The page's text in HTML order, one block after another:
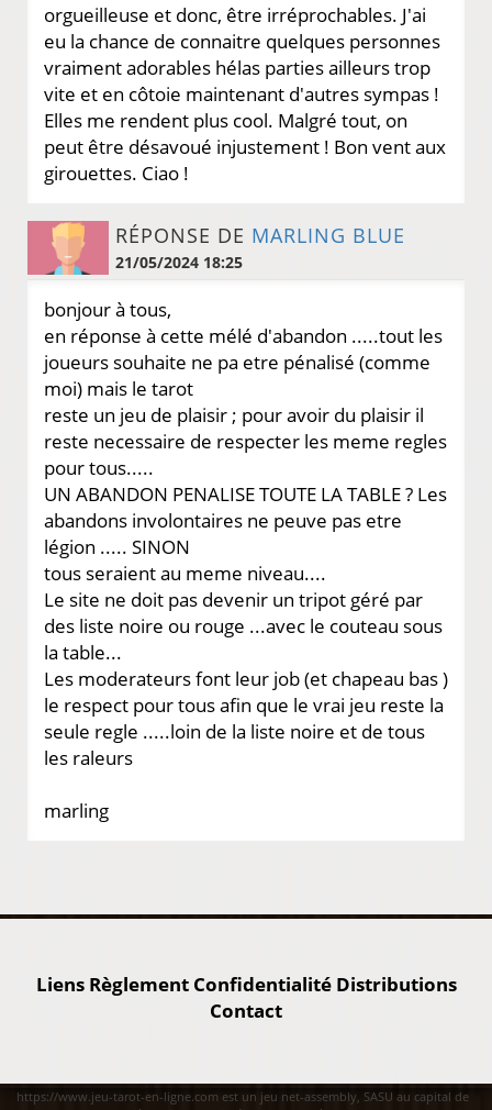
orgueilleuse et donc, être irréprochables. J'ai
eu la chance de connaitre quelques personnes
vraiment adorables hélas parties ailleurs trop
vite et en côtoie maintenant d'autres sympas !
Elles me rendent plus cool. Malgré tout, on
peut être désavoué injustement ! Bon vent aux
girouettes. Ciao !
RÉPONSE DE MARLING BLUE
21/05/2024 18:25
bonjour à tous,
en réponse à cette mélé d'abandon .....tout les
joueurs souhaite ne pa etre pénalisé (comme
moi) mais le tarot
reste un jeu de plaisir ; pour avoir du plaisir il
reste necessaire de respecter les meme regles
pour tous.....
UN ABANDON PENALISE TOUTE LA TABLE ? Les
abandons involontaires ne peuve pas etre
légion ..... SINON
tous seraient au meme niveau....
Le site ne doit pas devenir un tripot géré par
des liste noire ou rouge ...avec le couteau sous
la table...
Les moderateurs font leur job (et chapeau bas )
le respect pour tous afin que le vrai jeu reste la
seule regle .....loin de la liste noire et de tous
les raleurs
marling
Liens Règlement Confidentialité Distributions
Contact
https://www.jeu-tarot-en-ligne.com est un jeu net-assembly, SASU au capital de